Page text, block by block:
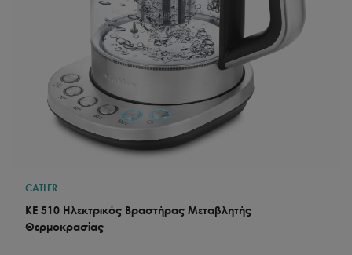
CATLER
ΚΕ 510 Ηλεκτρικός Βραστήρας Μεταβλητής
Θερμοκρασίας